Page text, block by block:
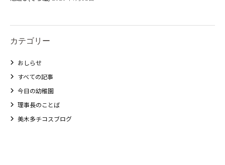
カテゴリー
おしらせ
すべての記事
今日の幼稚園
理事長のことば
美木多チコスブログ